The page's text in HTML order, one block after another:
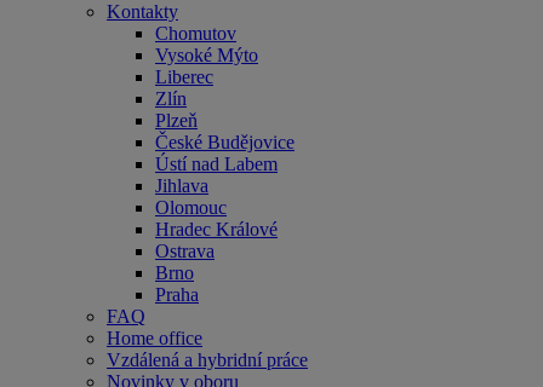
Kontakty
Chomutov
Vysoké Mýto
Liberec
Zlín
Plzeň
České Budějovice
Ústí nad Labem
Jihlava
Olomouc
Hradec Králové
Ostrava
Brno
Praha
FAQ
Home office
Vzdálená a hybridní práce
Novinky v oboru